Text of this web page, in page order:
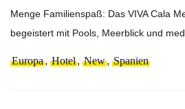
Menge Familienspaß: Das VIVA Cala
begeistert mit Pools, Meerblick und
Europa, Hotel, New, Spanien